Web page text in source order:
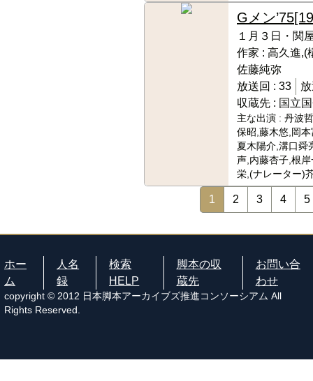
Gメン’75
１月３日・関
作家 : 高久進,(
佐藤純弥
放送回 : 33
収蔵先 : 国立
主な出演 : 丹波
保昭,藤木悠,岡
夏木陽介,溝口舜
声,内藤杏子,根
栄,(ナレーター)
1 2 3 4 5
ホー
ム
人名
録
検索
HELP
脚本の収
蔵先
お問い合
わせ
copyright © 2012 日本脚本アーカイブズ推進コンソーシアム All
Rights Reserved.